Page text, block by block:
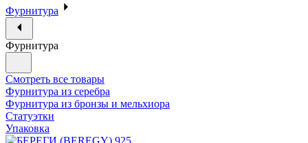
Фурнитура
Фурнитура
Смотреть все товары
Фурнитура из серебра
Фурнитура из бронзы и мельхиора
Статуэтки
Упаковка